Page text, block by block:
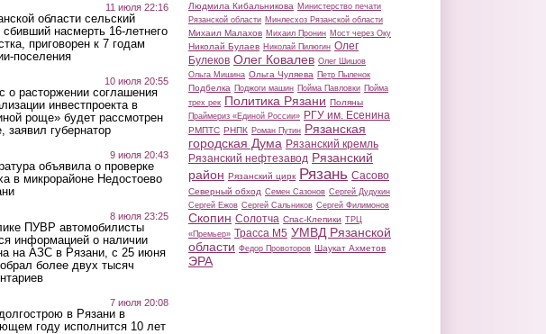
11 июля 22:16
области сельский
сбивший насмерть 16-летнего
приговорен к 7 годам
поселения
10 июля 20:55
о расторжении соглашения
инвестпроекта в
роще» будет рассмотрен
заявил губернатор
9 июля 20:43
объявила о проверке
в микрорайоне Недостоево
8 июля 23:25
ПУВР автомобилисты
информацией о наличии
на АЗС в Рязани, с 25 июня
более двух тысяч
7 июля 20:08
в Рязани в
году исполнится 10 лет
Людмила Кибальникова Министерство печати
Рязанской области Минлесхоз Рязанской области
Михаил Малахов Михаил Пронин Мост через Оку
Николай Булаев Николай Пилюгин Олег
Булеков Олег Ковалев Олег Шишов
Ольга Мишина Ольга Чуляева Петр Пыленок
Подбелка Поджоги машин Пойма Павловки Пойма
трех рек Политика Рязани Поляны
Праймериз «Единой России» РГУ им. Есенина
РМПТС РНПК Роман Путин Рязанская
городская Дума Рязанский кремль
Рязанский нефтезавод Рязанский
район Рязанский цирк Рязань Сасово
Северный обход Семен Сазонов Сергей Дудукин
Сергей Ежов Сергей Сальников Сергей Филимонов
Скопин Солотча Спас-Клепики ТРЦ
«Премьер» Трасса М5 УМВД Рязанской
области Федор Провоторов Шаукат Ахметов
ЭРА